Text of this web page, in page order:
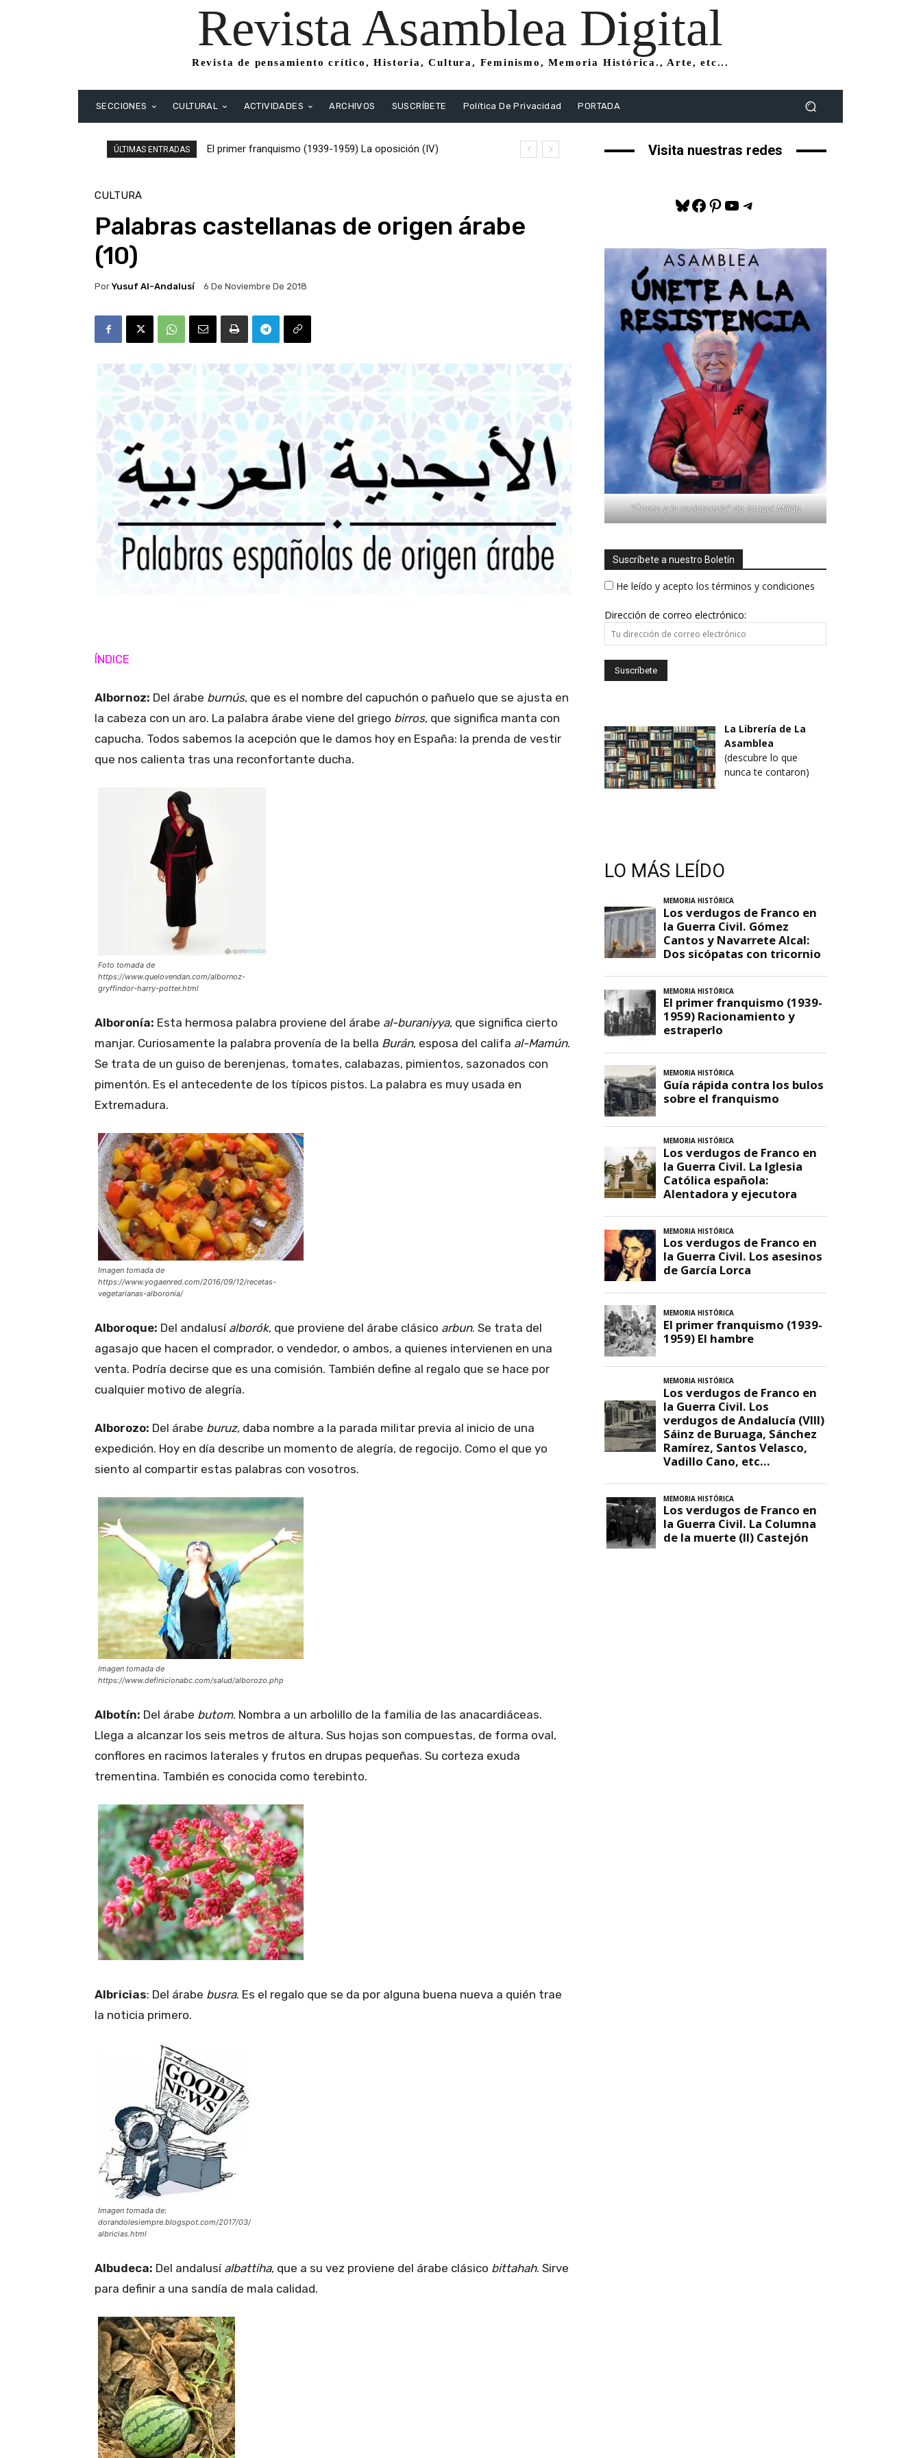
Revista Asamblea Digital
Revista de pensamiento crítico, Historia, Cultura, Feminismo, Memoria Histórica., Arte, etc...
SECCIONES CULTURAL ACTIVIDADES ARCHIVOS SUSCRÍBETE Política De Privacidad PORTADA
ÚLTIMAS ENTRADAS
El primer franquismo (1939-1959) La oposición (IV)
El primer franquismo (1939-1959) La oposición (III) El PSOE
CULTURA
Palabras castellanas de origen árabe
(10)
Por Yusuf Al-Andalusí 6 De Noviembre De 2018
ÍNDICE
Albornoz: Del árabe burnús, que es el nombre del capuchón o pañuelo que se ajusta en
la cabeza con un aro. La palabra árabe viene del griego birros, que significa manta con
capucha. Todos sabemos la acepción que le damos hoy en España: la prenda de vestir
que nos calienta tras una reconfortante ducha.
Foto tomada de
https://www.quelovendan.com/albornoz-
gryffindor-harry-potter.html
Alboronía: Esta hermosa palabra proviene del árabe al-buraniyya, que significa cierto
manjar. Curiosamente la palabra provenía de la bella Burán, esposa del califa al-Mamún.
Se trata de un guiso de berenjenas, tomates, calabazas, pimientos, sazonados con
pimentón. Es el antecedente de los típicos pistos. La palabra es muy usada en
Extremadura.
Imagen tomada de
https://www.yogaenred.com/2016/09/12/recetas-
vegetarianas-alboronia/
Alboroque: Del andalusí alborók, que proviene del árabe clásico arbun. Se trata del
agasajo que hacen el comprador, o vendedor, o ambos, a quienes intervienen en una
venta. Podría decirse que es una comisión. También define al regalo que se hace por
cualquier motivo de alegría.
Alborozo: Del árabe buruz, daba nombre a la parada militar previa al inicio de una
expedición. Hoy en día describe un momento de alegría, de regocijo. Como el que yo
siento al compartir estas palabras con vosotros.
Imagen tomada de
https://www.definicionabc.com/salud/alborozo.php
Albotín: Del árabe butom. Nombra a un arbolillo de la familia de las anacardiáceas.
Llega a alcanzar los seis metros de altura. Sus hojas son compuestas, de forma oval,
conflores en racimos laterales y frutos en drupas pequeñas. Su corteza exuda
trementina. También es conocida como terebinto.
Albricias: Del árabe busra. Es el regalo que se da por alguna buena nueva a quién trae
la noticia primero.
Imagen tomada de:
dorandolesiempre.blogspot.com/2017/03/
albricias.html
Albudeca: Del andalusí albattiha, que a su vez proviene del árabe clásico bittahah. Sirve
para definir a una sandía de mala calidad.
Visita nuestras redes
Bluesky
Facebook
Pinterest
YouTube
Telegram
"Únete a la resistencia" de Ismael Millán
Suscríbete a nuestro Boletín
He leído y acepto los términos y condiciones
Dirección de correo electrónico:
La Librería de La
Asamblea
(descubre lo que
nunca te contaron)
LO MÁS LEÍDO